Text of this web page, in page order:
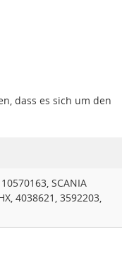
dass es sich um den
SCANIA
4038621, 3592203,